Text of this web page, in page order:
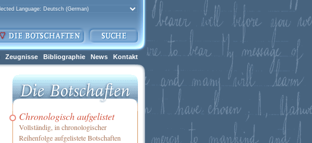
Zeugnisse Bibliographie News Kontakt
Chronologisch aufgelistet
Vollständig, in chronologischer
Reihenfolge aufgelistete Botschaften